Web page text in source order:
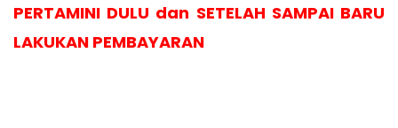
PERTAMINI DULU dan SETELAH SAMPAI BARU
LAKUKAN PEMBAYARAN